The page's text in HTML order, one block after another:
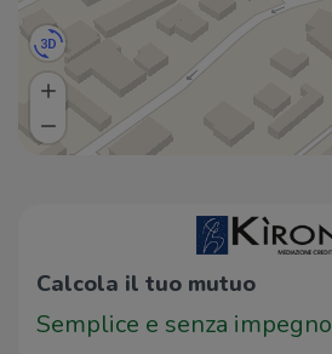
Calcola il tuo mutuo
Semplice e senza impegno